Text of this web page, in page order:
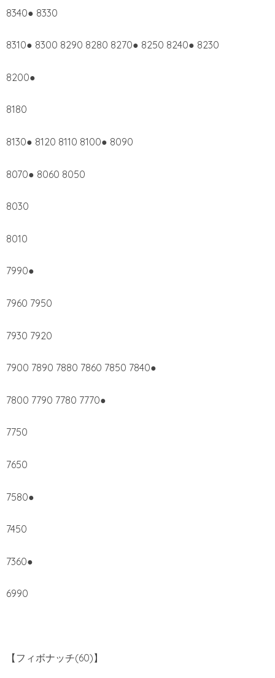
8340● 8330
8310● 8300 8290 8280 8270● 8250 8240● 8230
8200●
8180
8130● 8120 8110 8100● 8090
8070● 8060 8050
8030
8010
7990●
7960 7950
7930 7920
7900 7890 7880 7860 7850 7840●
7800 7790 7780 7770●
7750
7650
7580●
7450
7360●
6990
【フィボナッチ(60)】